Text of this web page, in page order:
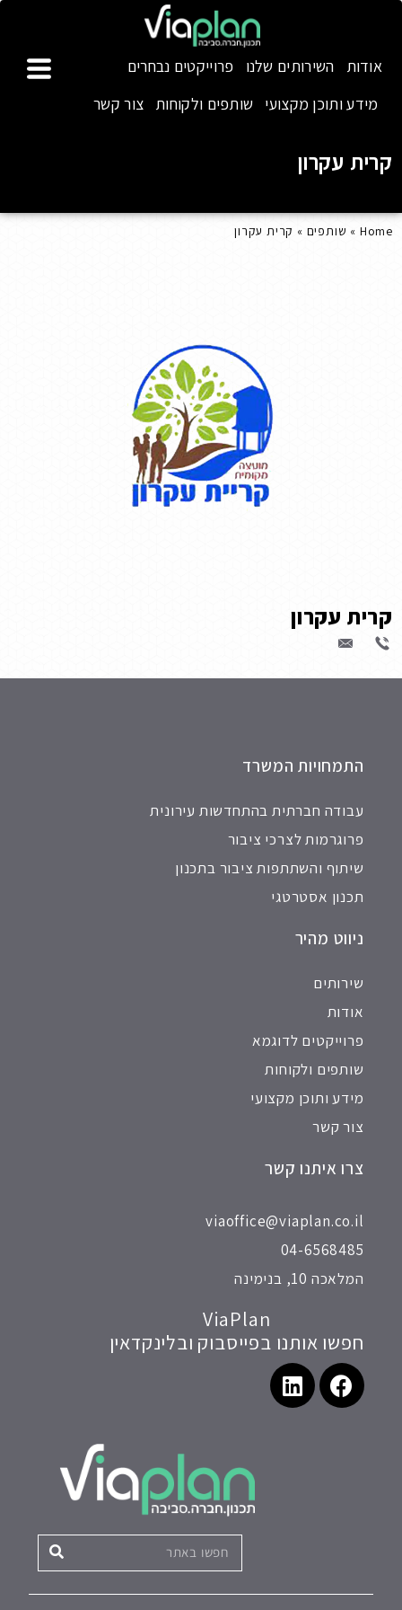
אודות השירותים שלנו
פרוייקטים נבחרים
מידע ותוכן מקצועי
שותפים ולקוחות צור קשר
קרית עקרון
Home
» שותפים » קרית עקרון
קרית עקרון
התמחויות המשרד
עבודה חברתית בהתחדשות עירונית
פרוגרמות לצרכי ציבור
שיתוף והשתתפות ציבור בתכנון
תכנון אסטרטגי
ניווט מהיר
שירותים
אודות
פרוייקטים לדוגמא
שותפים ולקוחות
מידע ותוכן מקצועי
צור קשר
צרו איתנו קשר
viaoffice@viaplan.co.il
04-6568485
המלאכה 10, בנימינה
ViaPlan
חפשו אותנו בפייסבוק ובלינקדאין